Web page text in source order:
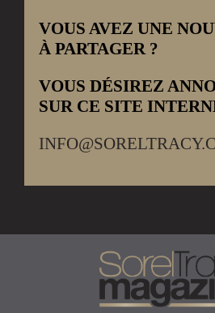
VOUS AVEZ UNE
À PARTAGER ?
VOUS DÉSIREZ
SUR CE SITE